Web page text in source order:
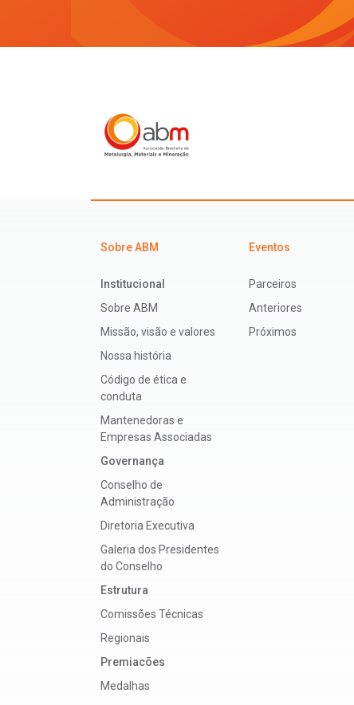
Sobre ABM
Institucional
Sobre ABM
Missão, visão e valores
Nossa história
Código de ética e
conduta
Mantenedoras e
Empresas Associadas
Governança
Conselho de
Administração
Diretoria Executiva
Galeria dos Presidentes
do Conselho
Estrutura
Comissões Técnicas
Regionais
Premiacões
Medalhas
Eventos
Parceiros
Anteriores
Próximos